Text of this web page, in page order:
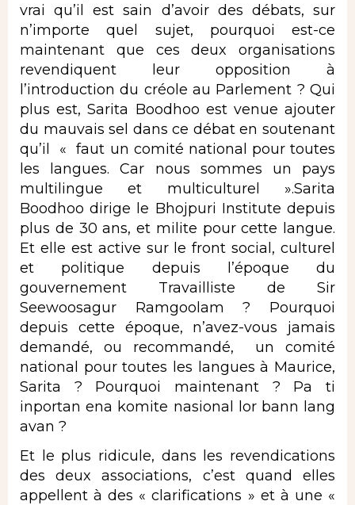
vrai qu’il est sain d’avoir des débats, sur
n’importe quel sujet, pourquoi est-ce
maintenant que ces deux organisations
revendiquent leur opposition à
l’introduction du créole au Parlement ? Qui
plus est, Sarita Boodhoo est venue ajouter
du mauvais sel dans ce débat en soutenant
qu’il « faut un comité national pour toutes
les langues. Car nous sommes un pays
multilingue et multiculturel ».Sarita
Boodhoo dirige le Bhojpuri Institute depuis
plus de 30 ans, et milite pour cette langue.
Et elle est active sur le front social, culturel
et politique depuis l’époque du
gouvernement Travailliste de Sir
Seewoosagur Ramgoolam ? Pourquoi
depuis cette époque, n’avez-vous jamais
demandé, ou recommandé, un comité
national pour toutes les langues à Maurice,
Sarita ? Pourquoi maintenant ? Pa ti
inportan ena komite nasional lor bann lang
avan ?
Et le plus ridicule, dans les revendications
des deux associations, c’est quand elles
appellent à des « clarifications » et à une «